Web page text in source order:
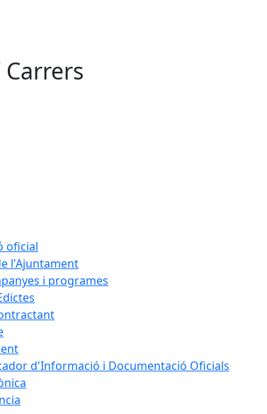
oficial
l'Ajuntament
i programes
d'Informació i Documentació Oficials